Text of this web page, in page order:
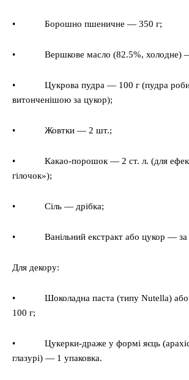
• Борошно пшеничне — 350 г;
• Вершкове масло (82.5%, холодне)
• Цукрова пудра — 100 г (пудра
витонченішою за цукор);
• Жовтки — 2 шт.;
• Какао-порошок — 2 ст. л. (для
гілочок»);
• Сіль — дрібка;
• Ванільний екстракт або цукор — за
Для декору:
• Шоколадна паста (типу Nutella) або
100 г;
• Цукерки-драже у формі яєць (арахіс
глазурі) — 1 упаковка.